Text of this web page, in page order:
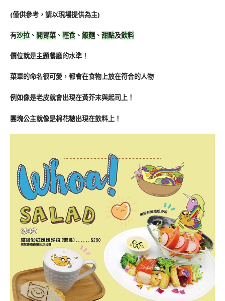
(僅供參考，請以現場提供為主)
有沙拉 、 開胃菜 、 輕食、 飯麵 、 甜點及飲料
價位就是主題餐廳的水準！
菜單的命名很可愛，都會在食物上放在符合的人物
例如像是老皮就會出現在黃芥末與起司上！
團塊公主就像是棉花糖出現在飲料上！